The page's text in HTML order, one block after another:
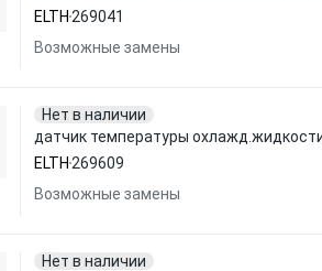
ELTH 269041
Возможные замены
Нет в наличии
датчик температуры охлажд.жидкости
ELTH 269609
Возможные замены
Нет в наличии